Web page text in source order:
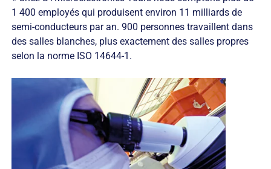
1 400 employés qui produisent environ 11 milliards de
semi-conducteurs par an. 900 personnes travaillent dans
des salles blanches, plus exactement des salles propres
selon la norme ISO 14644-1.